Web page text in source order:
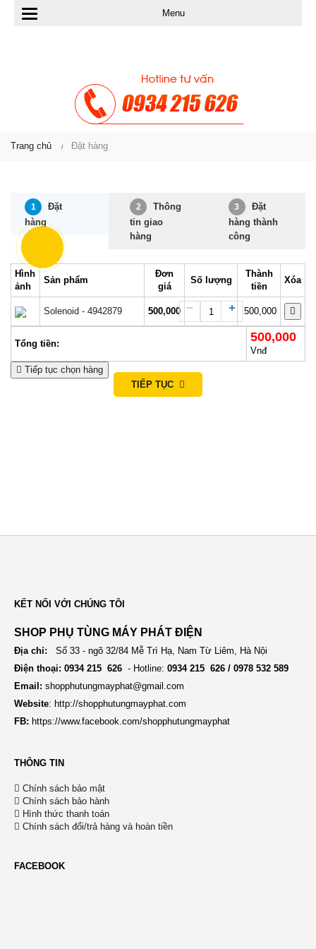
T
e
v
g
a
i
o
Menu
Trang chủ Đặt hàng
1
Đặt
hàng
2
Thông
tin giao
hàng
3
Đặt
hàng thành
công
Hình
ảnh
Sản phẩm
Đơn
giá
Số lượng
Thành
tiền
Xóa
Solenoid - 4942879 500,000 500,000
Tổng tiền: 500,000
Vnđ
Tiếp tục chọn hàng
TIẾP TỤC
KẾT NỐI VỚI CHÚNG TÔI
SHOP PHỤ TÙNG MÁY PHÁT ĐIỆN
Địa chỉ: Số 33 - ngõ 32/84 Mễ Trì Hạ, Nam Từ Liêm, Hà Nội
Điện thoại: 0934 215 626 - Hotline: 0934 215 626 / 0978 532 589
Email: shopphutungmayphat@gmail.com
Website: http://shopphutungmayphat.com
FB: https://www.facebook.com/shopphutungmayphat
THÔNG TIN
Chính sách bảo mật
Chính sách bảo hành
Hình thức thanh toán
Chính sách đổi/trả hàng và hoàn tiền
FACEBOOK